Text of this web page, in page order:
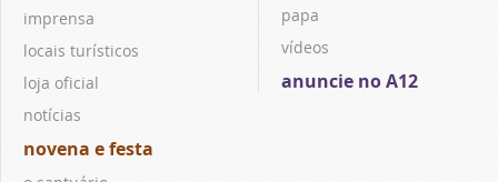
imprensa
locais turísticos
loja oficial
notícias
novena e festa
papa
vídeos
anuncie no A12